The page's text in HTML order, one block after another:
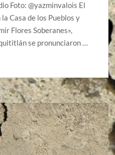
Foto: @yazminvalois El
Casa de los Pueblos y
Flores Soberanes»,
se pronunciaron …